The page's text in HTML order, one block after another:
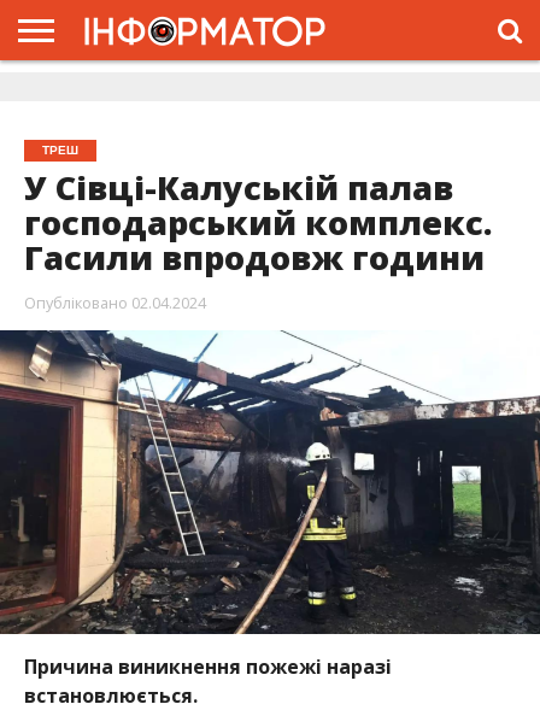
ТРЕШ
У Сівці-Калуській палав
господарський комплекс.
Гасили впродовж години
Опубліковано 02.04.2024
Причина виникнення пожежі наразі
встановлюється.